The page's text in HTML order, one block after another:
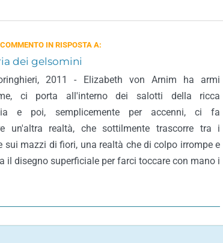
IN RISPOSTA A:
dei gelsomini
2011 - Elizabeth von Arnim ha armi
ci porta all'interno dei salotti della ricca
e poi, semplicemente per accenni, ci fa
un'altra realtà, che sottilmente trascorre tra i
sui mazzi di fiori, una realtà che di colpo irrompe e
il disegno superficiale per farci toccare con mano i